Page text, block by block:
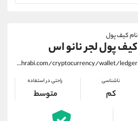
نام کیف پول
کیف پول لجر نانو اس
https://alirezamehrabi.com/cryptocurrency/wallet/ledger
ناشناسی
کم
راحتی در استفاده
متوسط